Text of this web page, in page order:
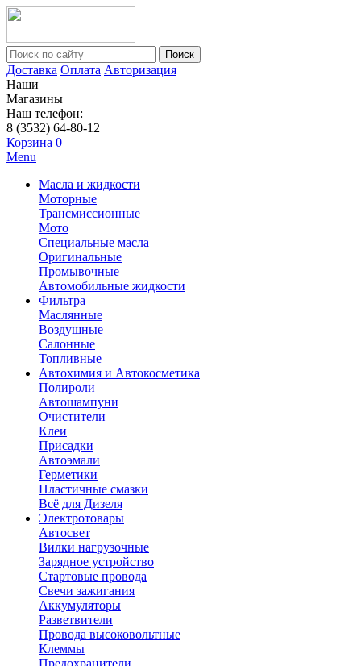
Поиск
Доставка Оплата Авторизация
Наши
Магазины
Наш телефон:
8 (3532) 64-80-12
Корзина 0
Menu
Масла и жидкости
Моторные
Трансмиссионные
Мото
Специальные масла
Оригинальные
Промывочные
Автомобильные жидкости
Фильтра
Маслянные
Воздушные
Салонные
Топливные
Автохимия и Автокосметика
Полироли
Автошампуни
Очистители
Клеи
Присадки
Автоэмали
Герметики
Пластичные смазки
Всё для Дизеля
Электротовары
Автосвет
Вилки нагрузочные
Зарядное устройство
Стартовые провода
Свечи зажигания
Аккумуляторы
Разветвители
Провода высоковольтные
Клеммы
Предохранители